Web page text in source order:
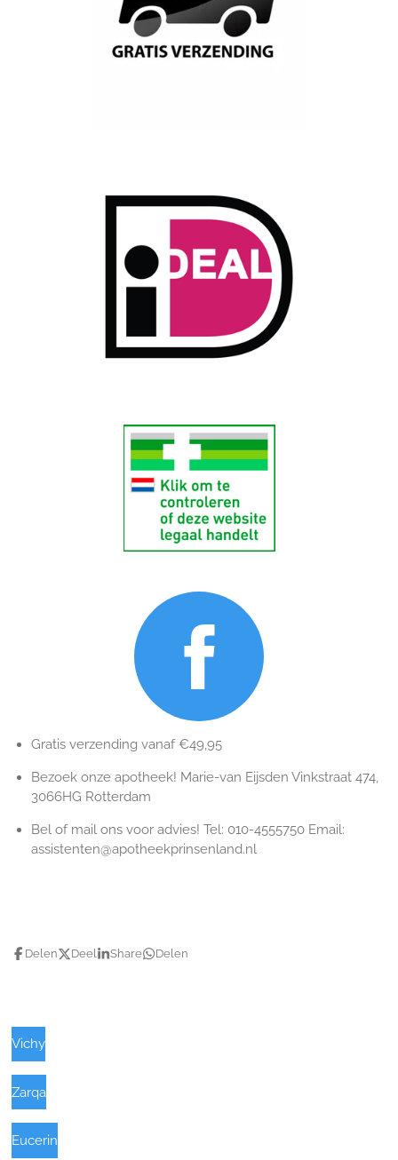
Gratis verzending vanaf €49,95
Bezoek onze apotheek! Marie-van Eijsden Vinkstraat 474,
3066HG Rotterdam
Bel of mail ons voor advies! Tel: 010-4555750 Email:
assistenten@apotheekprinsenland.nl
Delen Deel Share Delen
Vichy
Zarqa
Eucerin